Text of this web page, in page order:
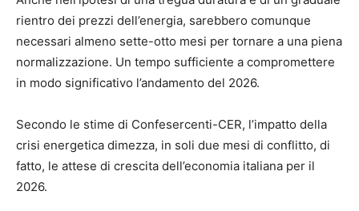
rientro dei prezzi dell’energia, sarebbero comunque
necessari almeno sette-otto mesi per tornare a una piena
normalizzazione. Un tempo sufficiente a compromettere
in modo significativo l’andamento del 2026.
Secondo le stime di Confesercenti-CER, l’impatto della
crisi energetica dimezza, in soli due mesi di conflitto, di
fatto, le attese di crescita dell’economia italiana per il
2026.